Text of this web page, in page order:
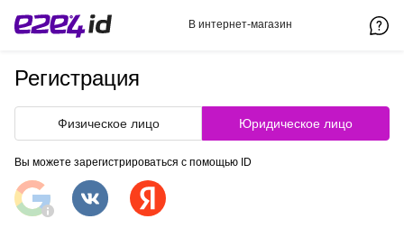
В интернет-магазин
Регистрация
Физическое лицо Юридическое лицо
Вы можете зарегистрироваться с помощью ID